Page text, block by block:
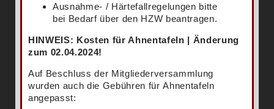
Ausnahme- / Härtefallregelungen bitte
bei Bedarf über den HZW beantragen.
HINWEIS: Kosten für Ahnentafeln | Änderung
zum 02.04.2024!
Auf Beschluss der Mitgliederversammlung
wurden auch die Gebühren für Ahnentafeln
angepasst: